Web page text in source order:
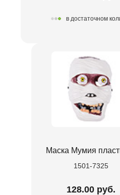
в достаточном
Маска Мумия
1501-7325
128.00 руб.